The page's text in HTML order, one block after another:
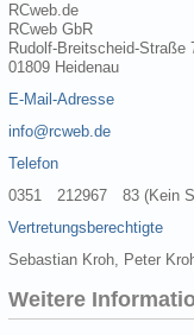
RCweb.de
RCweb GbR
Rudolf-Breitscheid-Straße
01809 Heidenau
E-Mail-Adresse
info@rcweb.de
Telefon
0351 212967 83 (Kein
Vertretungsberechtigte
Sebastian Kroh, Peter
Weitere